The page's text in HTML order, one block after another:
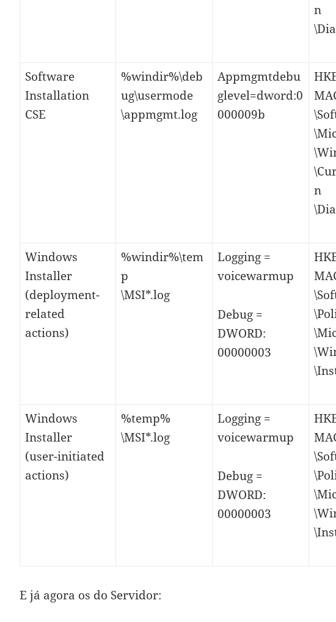
n
Software
Installation
CSE
%windir%\deb
ug\usermode
\appmgmt.log
Appmgmtdebu
glevel=dword:0
000009b
n
Windows
Installer
(deployment-
related
actions)
%windir%\tem
p
\MSI*.log
Logging =
voicewarmup
Debug =
DWORD:
00000003
Windows
Installer
(user-initiated
actions)
%temp%
\MSI*.log
Logging =
voicewarmup
Debug =
DWORD:
00000003
E já agora os do Servidor: